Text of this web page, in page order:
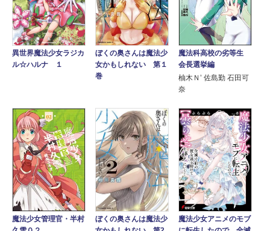
異世界魔法少女ラジカ
ル☆ハルナ １
ぼくの奥さんは魔法少
女かもしれない 第１
巻
魔法科高校の劣等生
会長選挙編
柚木Ｎ’ 佐島勤 石田可
奈
魔法少女管理官・半村
ぼくの奥さんは魔法少
魔法少女アニメのモブ